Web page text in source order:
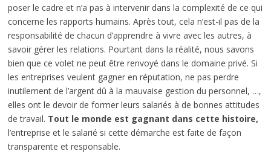
poser le cadre et n’a pas à intervenir dans la complexité de ce qui
concerne les rapports humains. Après tout, cela n’est-il pas de la
responsabilité de chacun d’apprendre à vivre avec les autres, à
savoir gérer les relations. Pourtant dans la réalité, nous savons
bien que ce volet ne peut être renvoyé dans le domaine privé. Si
les entreprises veulent gagner en réputation, ne pas perdre
inutilement de l’argent dû à la mauvaise gestion du personnel, …,
elles ont le devoir de former leurs salariés à de bonnes attitudes
de travail. Tout le monde est gagnant dans cette histoire,
l’entreprise et le salarié si cette démarche est faite de façon
transparente et responsable.